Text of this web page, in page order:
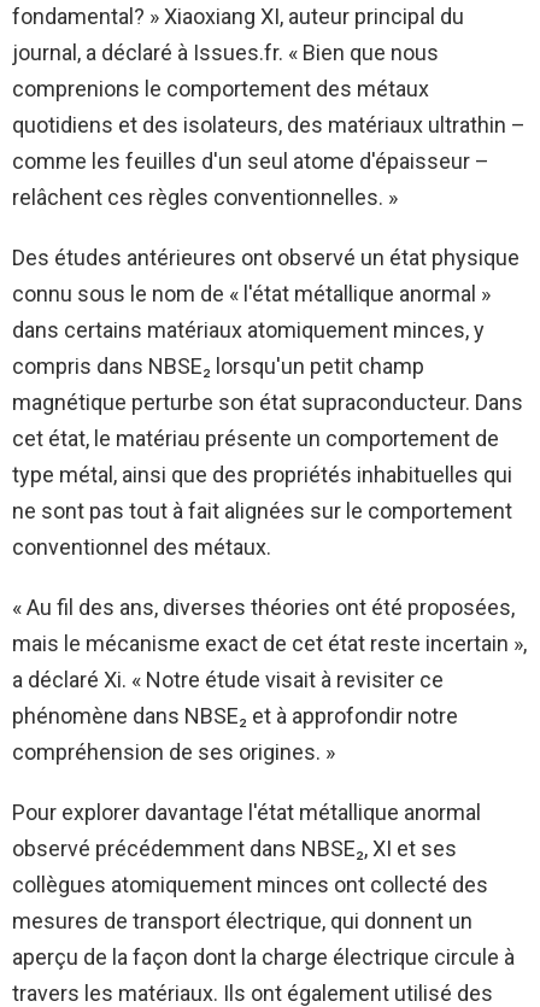
fondamental? » Xiaoxiang XI, auteur principal du
journal, a déclaré à Issues.fr. « Bien que nous
comprenions le comportement des métaux
quotidiens et des isolateurs, des matériaux ultrathin –
comme les feuilles d'un seul atome d'épaisseur –
relâchent ces règles conventionnelles. »
Des études antérieures ont observé un état physique
connu sous le nom de « l'état métallique anormal »
dans certains matériaux atomiquement minces, y
compris dans NBSE₂ lorsqu'un petit champ
magnétique perturbe son état supraconducteur. Dans
cet état, le matériau présente un comportement de
type métal, ainsi que des propriétés inhabituelles qui
ne sont pas tout à fait alignées sur le comportement
conventionnel des métaux.
« Au fil des ans, diverses théories ont été proposées,
mais le mécanisme exact de cet état reste incertain »,
a déclaré Xi. « Notre étude visait à revisiter ce
phénomène dans NBSE₂ et à approfondir notre
compréhension de ses origines. »
Pour explorer davantage l'état métallique anormal
observé précédemment dans NBSE₂, XI et ses
collègues atomiquement minces ont collecté des
mesures de transport électrique, qui donnent un
aperçu de la façon dont la charge électrique circule à
travers les matériaux. Ils ont également utilisé des